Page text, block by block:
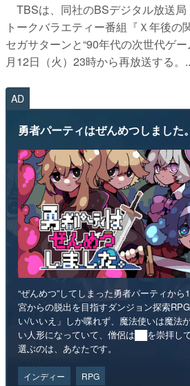
TBSは、同社のBSデジタル放送
トークバラエティー番組『Ｘ年後の
セガサターンと“90年代の次世代ゲ
月12日（火）23時から再放送する。
AD
勇者パーティはぜんめつしました。
“ぜんめつ”してしまった勇者パーティか
宮からの脱出を目指すダンジョン探索
い/いいえ」しか喋れず、魔法使いは魔法
い人形になっていて、僧侶は██を崇拝し
選ぶのは、あなたです。
インディー RPG